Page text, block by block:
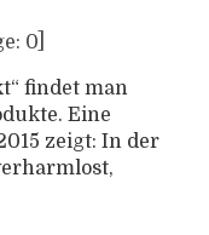
0]
findet man
Eine
zeigt: In der